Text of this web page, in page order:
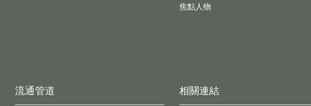
焦點人物
流通管道 相關連結